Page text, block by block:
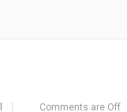
Comments are Off